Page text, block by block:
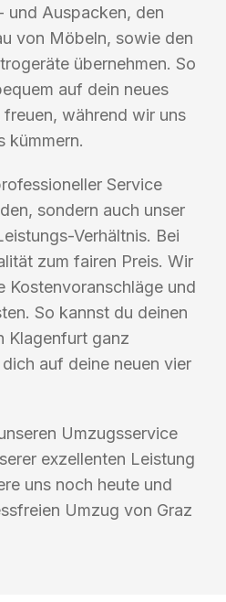
und Auspacken, den
von Möbeln, sowie den
übernehmen. So
auf dein neues
während wir uns
kümmern.
Service
sondern auch unser
Verhältnis. Bei
zum fairen Preis. Wir
Kostenvoranschläge und
So kannst du deinen
Klagenfurt ganz
auf deine neuen vier
Umzugsservice
exzellenten Leistung
uns noch heute und
Umzug von Graz